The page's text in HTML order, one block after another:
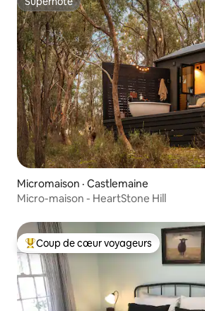
Superhôte
Micromaison · Castlemaine
Micro-maison - HeartStone Hill
Coup de cœur voyageurs parmi les plus
Coup de cœur voyageurs